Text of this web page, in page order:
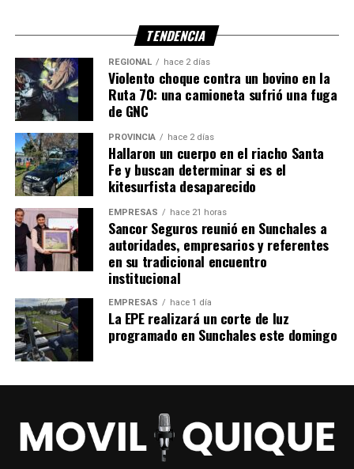
TENDENCIA
REGIONAL hace 2 días
Violento choque contra un bovino en la
Ruta 70: una camioneta sufrió una fuga
de GNC
PROVINCIA hace 2 días
Hallaron un cuerpo en el riacho Santa
Fe y buscan determinar si es el
kitesurfista desaparecido
EMPRESAS hace 21 horas
Sancor Seguros reunió en Sunchales a
autoridades, empresarios y referentes
en su tradicional encuentro
institucional
EMPRESAS hace 1 día
La EPE realizará un corte de luz
programado en Sunchales este domingo